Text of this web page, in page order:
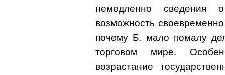
немедленно сведения
возможность
почему Б. мало помалу
торговом мире.
возрастание